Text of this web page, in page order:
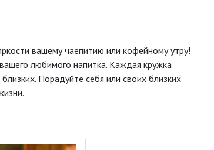
вашему чаепитию или кофейному утру!
любимого напитка. Каждая кружка
Порадуйте себя или своих близких